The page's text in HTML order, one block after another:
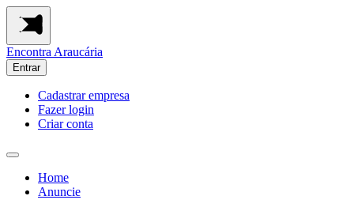
Encontra Araucária
Entrar
Cadastrar empresa
Fazer login
Criar conta
Home
Anuncie